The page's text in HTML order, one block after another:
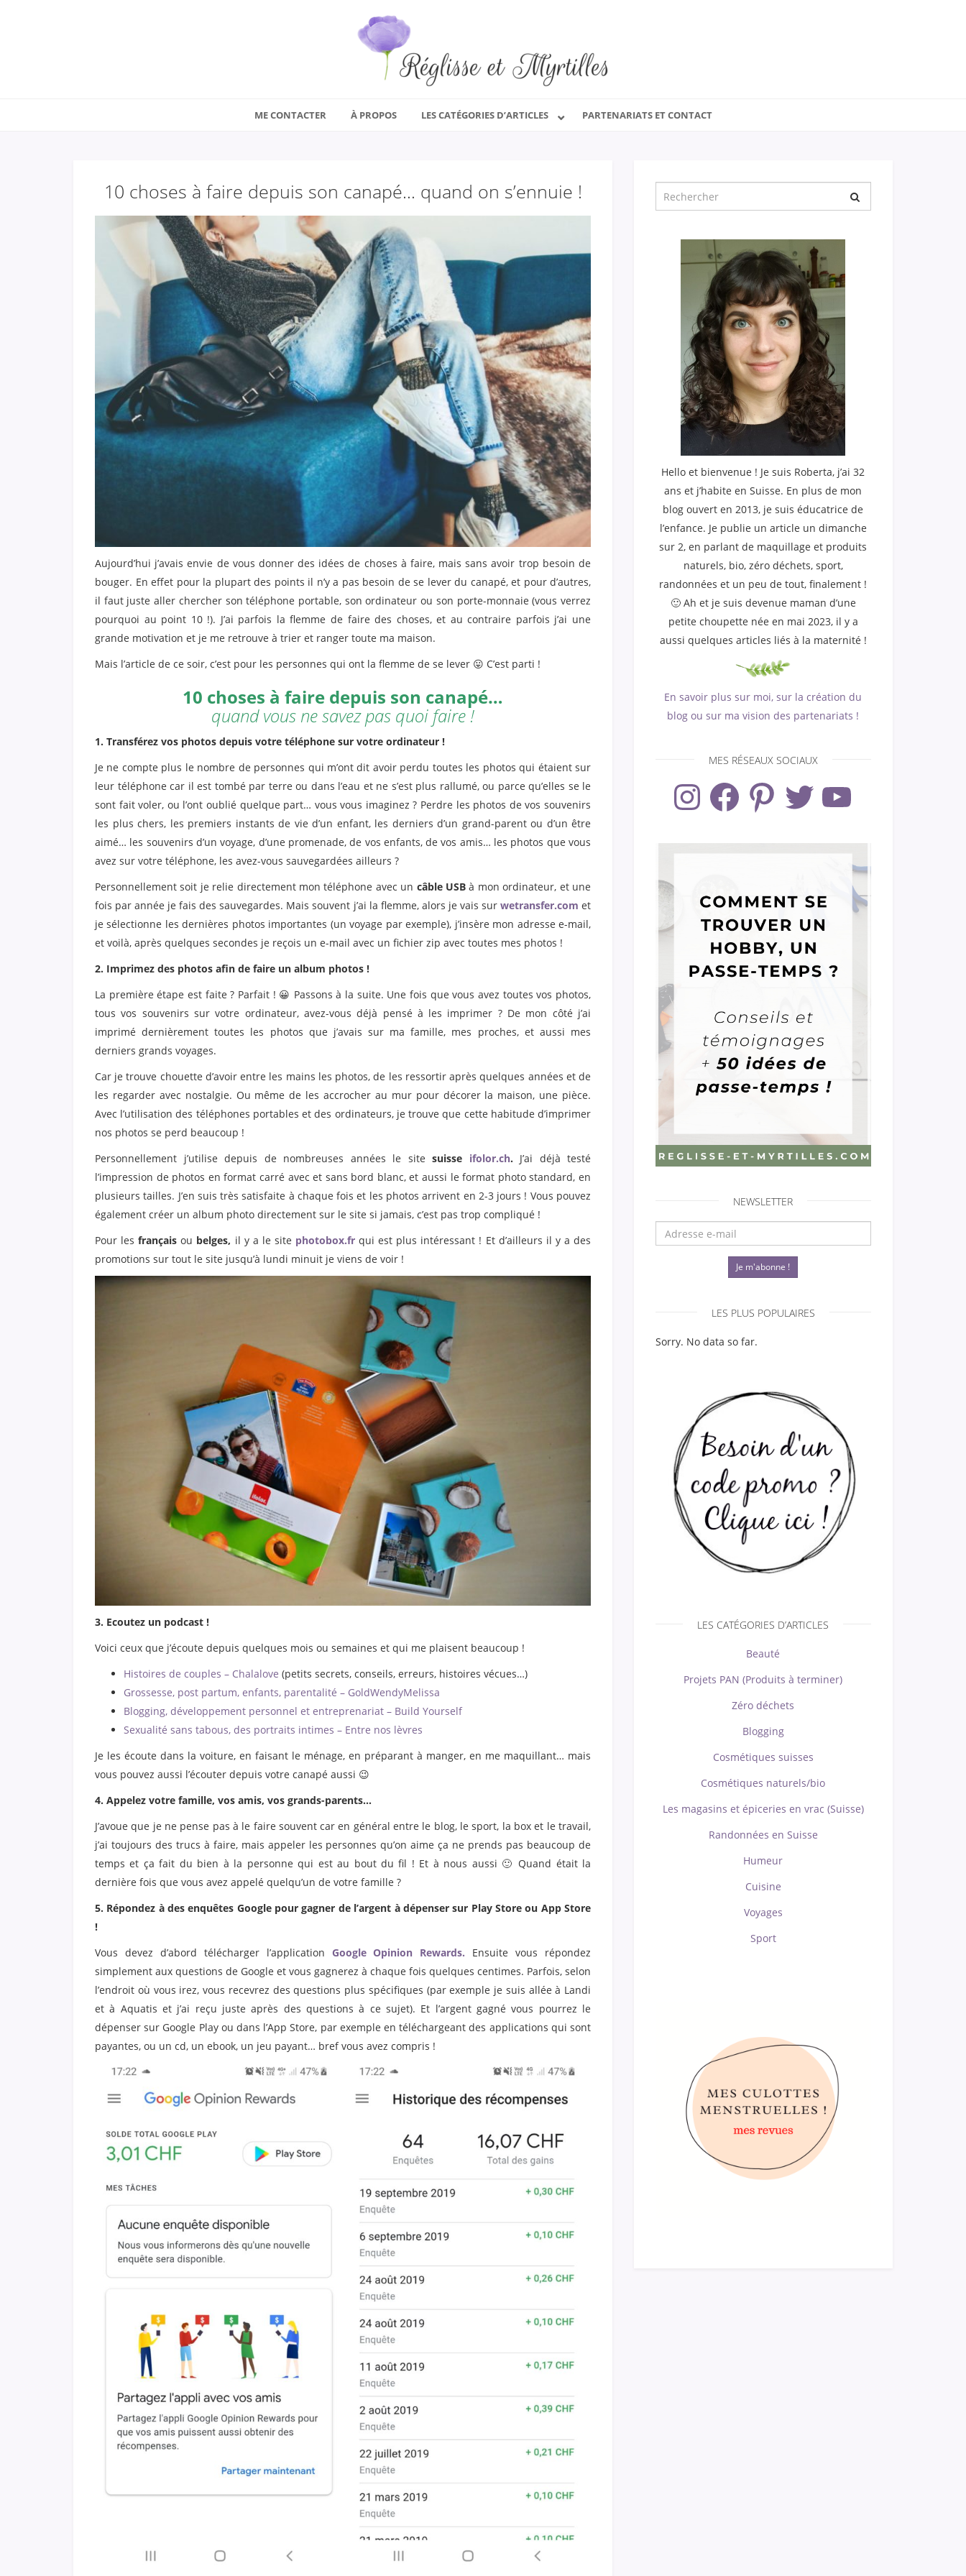
ME CONTACTER À PROPOS LES CATÉGORIES D’ARTICLES PARTENARIATS ET CONTACT
10 choses à faire depuis son canapé… quand on s’ennuie !
Aujourd’hui j’avais envie de vous donner des idées de choses à faire, mais sans avoir trop besoin de
bouger. En effet pour la plupart des points il n’y a pas besoin de se lever du canapé, et pour d’autres,
il faut juste aller chercher son téléphone portable, son ordinateur ou son porte-monnaie (vous verrez
pourquoi au point 10 !). J’ai parfois la flemme de faire des choses, et au contraire parfois j’ai une
grande motivation et je me retrouve à trier et ranger toute ma maison.
Mais l’article de ce soir, c’est pour les personnes qui ont la flemme de se lever 😛 C’est parti !
10 choses à faire depuis son canapé…
quand vous ne savez pas quoi faire !
1. Transférez vos photos depuis votre téléphone sur votre ordinateur !
Je ne compte plus le nombre de personnes qui m’ont dit avoir perdu toutes les photos qui étaient sur
leur téléphone car il est tombé par terre ou dans l’eau et ne s’est plus rallumé, ou parce qu’elles se le
sont fait voler, ou l’ont oublié quelque part… vous vous imaginez ? Perdre les photos de vos souvenirs
les plus chers, les premiers instants de vie d’un enfant, les derniers d’un grand-parent ou d’un être
aimé… les souvenirs d’un voyage, d’une promenade, de vos enfants, de vos amis… les photos que vous
avez sur votre téléphone, les avez-vous sauvegardées ailleurs ?
Personnellement soit je relie directement mon téléphone avec un câble USB à mon ordinateur, et une
fois par année je fais des sauvegardes. Mais souvent j’ai la flemme, alors je vais sur wetransfer.com et
je sélectionne les dernières photos importantes (un voyage par exemple), j’insère mon adresse e-mail,
et voilà, après quelques secondes je reçois un e-mail avec un fichier zip avec toutes mes photos !
2. Imprimez des photos afin de faire un album photos !
La première étape est faite ? Parfait ! 😀 Passons à la suite. Une fois que vous avez toutes vos photos,
tous vos souvenirs sur votre ordinateur, avez-vous déjà pensé à les imprimer ? De mon côté j’ai
imprimé dernièrement toutes les photos que j’avais sur ma famille, mes proches, et aussi mes
derniers grands voyages.
Car je trouve chouette d’avoir entre les mains les photos, de les ressortir après quelques années et de
les regarder avec nostalgie. Ou même de les accrocher au mur pour décorer la maison, une pièce.
Avec l’utilisation des téléphones portables et des ordinateurs, je trouve que cette habitude d’imprimer
nos photos se perd beaucoup !
Personnellement j’utilise depuis de nombreuses années le site suisse ifolor.ch. J’ai déjà testé
l’impression de photos en format carré avec et sans bord blanc, et aussi le format photo standard, en
plusieurs tailles. J’en suis très satisfaite à chaque fois et les photos arrivent en 2-3 jours ! Vous pouvez
également créer un album photo directement sur le site si jamais, c’est pas trop compliqué !
Pour lesfrançais ou belges, il y a le site photobox.frqui est plus intéressant ! Et d’ailleurs il y a des
promotions sur tout le site jusqu’à lundi minuit je viens de voir !
3. Ecoutez un podcast !
Voici ceux que j’écoute depuis quelques mois ou semaines et qui me plaisent beaucoup !
Histoires de couples – Chalalove (petits secrets, conseils, erreurs, histoires vécues…)
Grossesse, post partum, enfants, parentalité – GoldWendyMelissa
Blogging, développement personnel et entreprenariat – Build Yourself
Sexualité sans tabous, des portraits intimes – Entre nos lèvres
Je les écoute dans la voiture, en faisant le ménage, en préparant à manger, en me maquillant… mais
vous pouvez aussi l’écouter depuis votre canapé aussi 😉
4. Appelez votre famille, vos amis, vos grands-parents…
J’avoue que je ne pense pas à le faire souvent car en général entre le blog, le sport, la box et le travail,
j’ai toujours des trucs à faire, mais appeler les personnes qu’on aime ça ne prends pas beaucoup de
temps et ça fait du bien à la personne qui est au bout du fil ! Et à nous aussi 🙂 Quand était la
dernière fois que vous avez appelé quelqu’un de votre famille ?
5. Répondez à des enquêtes Google pour gagner de l’argent à dépenser sur Play Store ou App Store
!
Vous devez d’abord télécharger l’application Google Opinion Rewards. Ensuite vous répondez
simplement aux questions de Google et vous gagnerez à chaque fois quelques centimes. Parfois, selon
l’endroit où vous irez, vous recevrez des questions plus spécifiques (par exemple je suis allée à Landi
et à Aquatis et j’ai reçu juste après des questions à ce sujet). Et l’argent gagné vous pourrez le
dépenser sur Google Play ou dans l’App Store, par exemple en téléchargeant des applications qui sont
payantes, ou un cd, un ebook, un jeu payant… bref vous avez compris !
pour
:
Hello et bienvenue ! Je suis Roberta, j’ai 32
ans et j’habite en Suisse. En plus de mon
blog ouvert en 2013, je suis éducatrice de
l’enfance. Je publie un article un dimanche
sur 2, en parlant de maquillage et produits
naturels, bio, zéro déchets, sport,
randonnées et un peu de tout, finalement !
🙂 Ah et je suis devenue maman d’une
petite choupette née en mai 2023, il y a
aussi quelques articles liés à la maternité !
En savoir plus sur moi, sur la création du
blog ou sur ma vision des partenariats !
MES RÉSEAUX SOCIAUX
InstagramFacebook PinterestTwitter YouTube
NEWSLETTER
Je m'abonne !
LES PLUS POPULAIRES
Sorry. No data so far.
LES CATÉGORIES D’ARTICLES
Beauté
Projets PAN (Produits à terminer)
Zéro déchets
Blogging
Cosmétiques suisses
Cosmétiques naturels/bio
Les magasins et épiceries en vrac (Suisse)
Randonnées en Suisse
Humeur
Cuisine
Voyages
Sport